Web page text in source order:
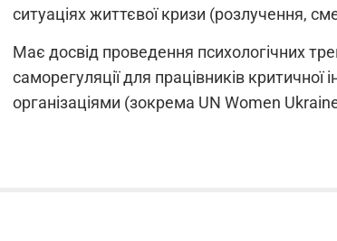
ситуаціях життєвої кризи (розлучення,
Має досвід проведення психологічних
саморегуляції для працівників
організаціями (зокрема UN Women